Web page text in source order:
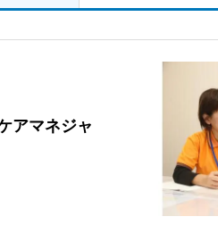
アマネジャ